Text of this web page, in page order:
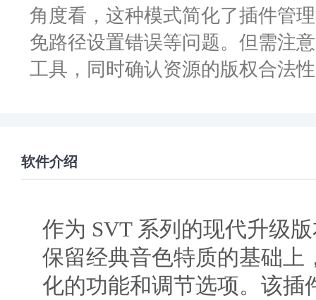
角度看，这种模式简化了插件管
免路径设置错误等问题。但需注
工具，同时确认资源的版权合法
软件介绍
作为 SVT 系列的现代升级
保留经典音色特质的基础上
化的功能和调节选项。该插